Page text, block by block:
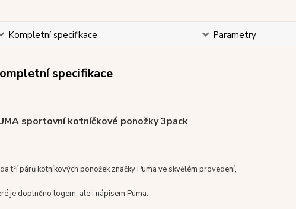
Kompletní specifikace Parametry
specifikace
sportovní kotníčkové ponožky 3pack
tří párů kotníkových ponožek značky Puma ve skvělém provedení,
je doplněno logem, ale i nápisem Puma.